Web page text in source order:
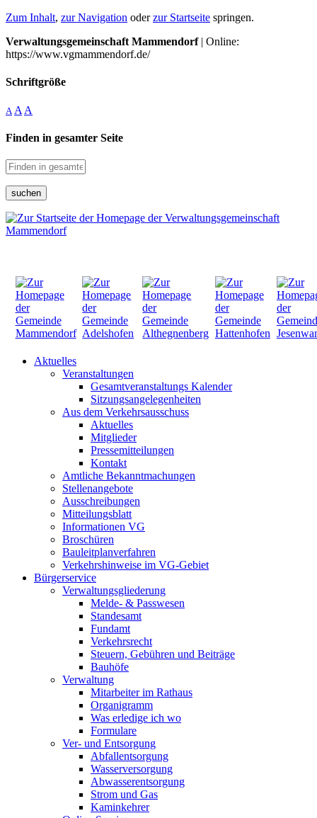
Zum Inhalt, zur Navigation oderzur Startseite springen.
Verwaltungsgemeinschaft Mammendorf| Online:
https://www.vgmammendorf.de/
Schriftgröße
A A A
Finden in gesamter Seite
suchen
Aktuelles
Veranstaltungen
Gesamtveranstaltungs Kalender
Sitzungsangelegenheiten
Aus dem Verkehrsausschuss
Aktuelles
Mitglieder
Pressemitteilungen
Kontakt
Amtliche Bekanntmachungen
Stellenangebote
Ausschreibungen
Mitteilungsblatt
Informationen VG
Broschüren
Bauleitplanverfahren
Verkehrshinweise im VG-Gebiet
Bürgerservice
Verwaltungsgliederung
Melde- & Passwesen
Standesamt
Fundamt
Verkehrsrecht
Steuern, Gebühren und Beiträge
Bauhöfe
Verwaltung
Mitarbeiter im Rathaus
Organigramm
Was erledige ich wo
Formulare
Ver- und Entsorgung
Abfallentsorgung
Wasserversorgung
Abwasserentsorgung
Strom und Gas
Kaminkehrer